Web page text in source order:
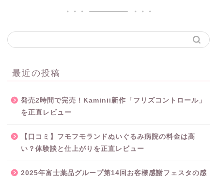
最近の投稿
発売2時間で完売！Kaminii新作「フリズコントロール」
を正直レビュー
【口コミ】フモフモランドぬいぐるみ病院の料金は高
い？体験談と仕上がりを正直レビュー
2025年富士薬品グループ第14回お客様感謝フェスタの感